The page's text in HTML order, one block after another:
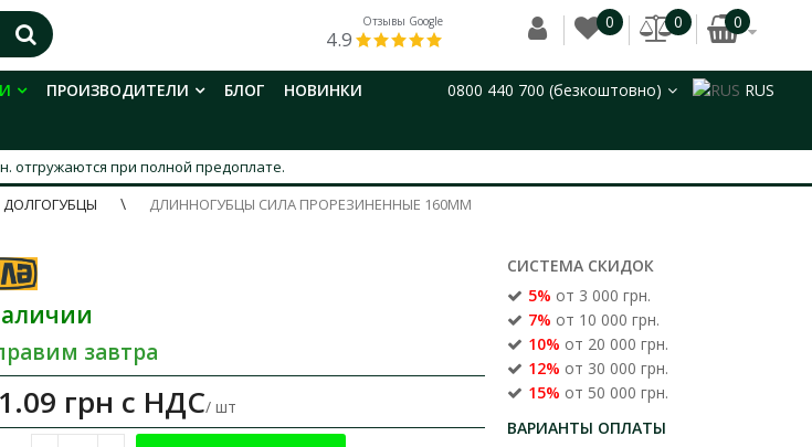
Отзывы Google
4.9
0 0 0
ПРОИЗВОДИТЕЛИ БЛОГ
НОВИНКИ
0800 440 700 (безкоштовно) RUS
отгружаются при полной предоплате.
ДЛИННОГУБЦЫ СИЛА ПРОРЕЗИНЕННЫЕ 160ММ
завтра
грн с НДС/ шт
СИСТЕМА СКИДОК
5% от 3 000 грн.
7% от 10 000 грн.
10% от 20 000 грн.
12% от 30 000 грн.
15% от 50 000 грн.
ВАРИАНТЫ ОПЛАТЫ